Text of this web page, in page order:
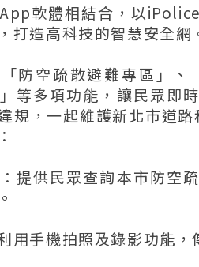
軟體相結合，以
打造高科技的智慧安全網
防空疏散避難專區」、
等多項功能，讓民眾即
規，一起維護新北市道
提供民眾查詢本市防空
用手機拍照及錄影功能